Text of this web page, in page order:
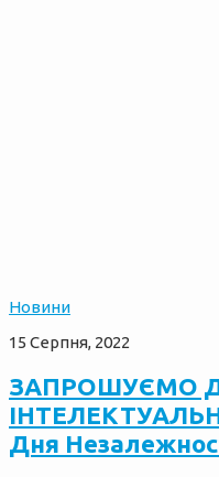
Новини
15 Серпня, 2022
ЗАПРОШУЄМО
Дня